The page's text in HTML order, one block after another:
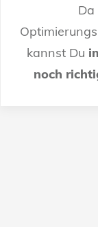
Da
kannst Du
noch